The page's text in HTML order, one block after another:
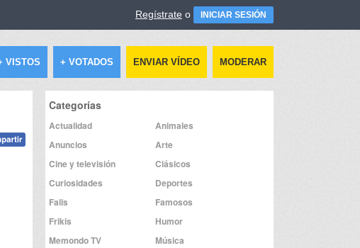
Regístrate o INICIAR SESIÓN
VISTOS + VOTADOS ENVIAR VÍDEO MODERAR
Categorías
Actualidad
Animales
Anuncios
Arte
Cine y televisión
Clásicos
Curiosidades
Deportes
Fails
Famosos
Frikis
Humor
Memondo TV
Música